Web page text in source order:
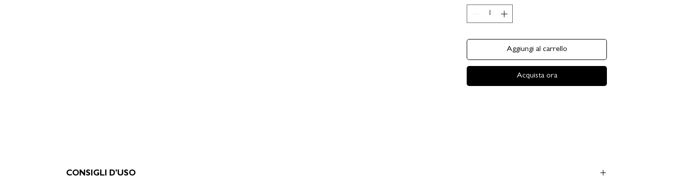
Aggiungi al carrello
Acquista ora
CONSIGLI D'USO